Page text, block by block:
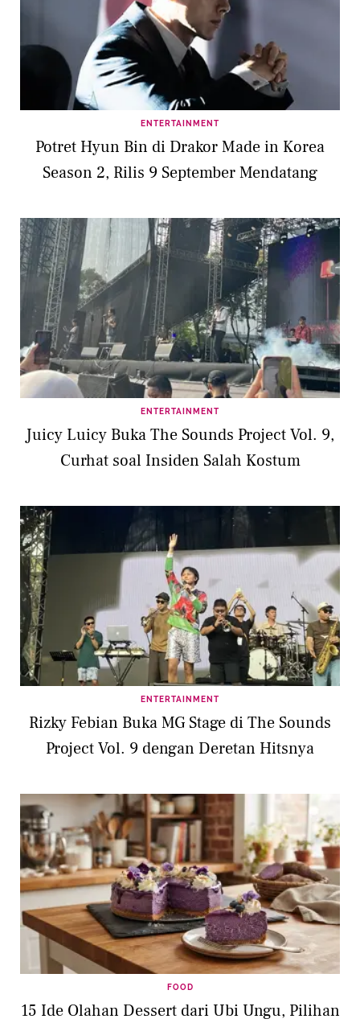
ENTERTAINMENT
Potret Hyun Bin di Drakor Made in Korea
Season 2, Rilis 9 September Mendatang
ENTERTAINMENT
Juicy Luicy Buka The Sounds Project Vol. 9,
Curhat soal Insiden Salah Kostum
ENTERTAINMENT
Rizky Febian Buka MG Stage di The Sounds
Project Vol. 9 dengan Deretan Hitsnya
FOOD
15 Ide Olahan Dessert dari Ubi Ungu, Pilihan